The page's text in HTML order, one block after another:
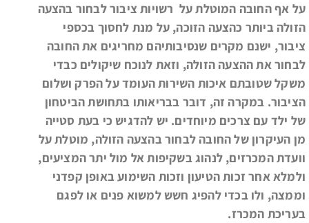
על אף החובה המוטלת על רשויות ציבור לבחור בהצעה
הזולה ביותר כהצעה הזוכה, על מנת לחסוך בכספי
ציבור, ישנם מקרים שנסיבותיהם מחריגים את החובה
לבחור את ההצעה הזולה, וזאת לנוכח שיקולים כבדי
משקל שטובתם איכות השירות העומד על הפרק ושלום
הציבור. במקרה זה, דובר בבריאותו בתחושת הביטחון
של ילד עם צרכים מיוחדים. יש להדגיש כי בעת סטייה
מן העיקרון של החובה לבחור בהצעה הזולה, מוטלת על
וועדת המכרזים, לנהוג בשקיפות אל מול יתר המציעים,
ולמלא אחר זכות הטיעון וזכות השימוע באופן קפדני
וממצה, ולו בכדי להפיג חשש למשוא פנים או לפגם
בעריכת המכרז.